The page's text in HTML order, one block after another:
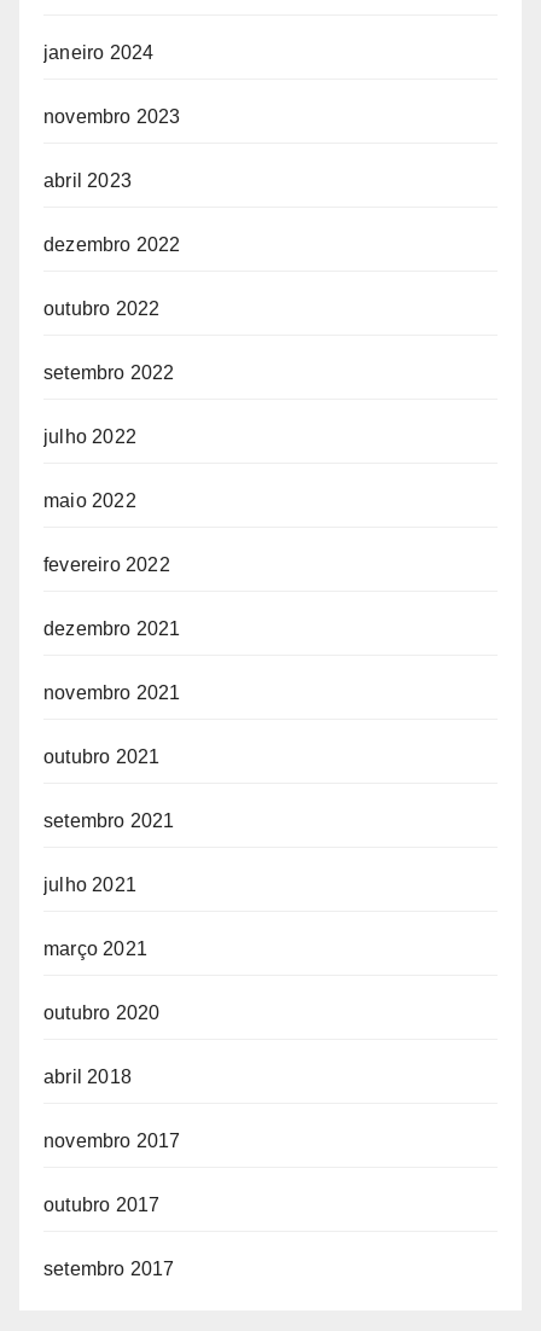
janeiro 2024
novembro 2023
abril 2023
dezembro 2022
outubro 2022
setembro 2022
julho 2022
maio 2022
fevereiro 2022
dezembro 2021
novembro 2021
outubro 2021
setembro 2021
julho 2021
março 2021
outubro 2020
abril 2018
novembro 2017
outubro 2017
setembro 2017